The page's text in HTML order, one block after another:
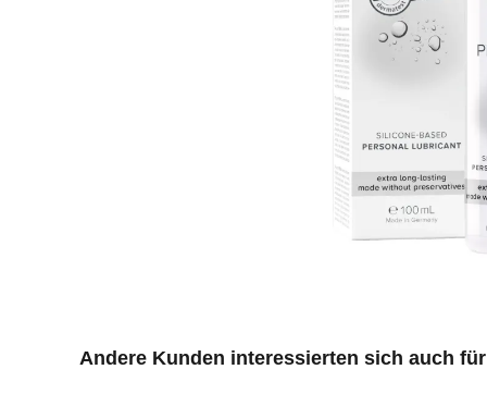
Produktgalerie überspringen
Andere Kunden interessierten sich auch für